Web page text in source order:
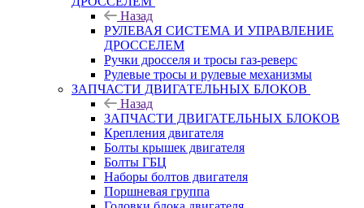
Назад
РУЛЕВАЯ СИСТЕМА И УПРАВЛЕНИЕ
ДРОССЕЛЕМ
Ручки дросселя и тросы газ-реверс
Рулевые тросы и рулевые механизмы
ЗАПЧАСТИ ДВИГАТЕЛЬНЫХ БЛОКОВ
Назад
ЗАПЧАСТИ ДВИГАТЕЛЬНЫХ БЛОКОВ
Крепления двигателя
Болты крышек двигателя
Болты ГБЦ
Наборы болтов двигателя
Поршневая группа